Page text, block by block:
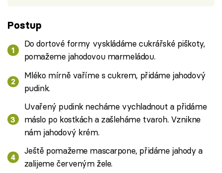
Postup
Do dortové formy vyskládáme cukrářské piškoty,
pomažeme jahodovou marmeládou.
Mléko mírně vaříme s cukrem, přidáme jahodový
pudink.
Uvařený pudink necháme vychladnout a přidáme
máslo po kostkách a zašleháme tvaroh. Vznikne
nám jahodový krém.
Ještě pomažeme mascarpone, přidáme jahody a
zalijeme červeným žele.